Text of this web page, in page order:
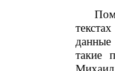
такие